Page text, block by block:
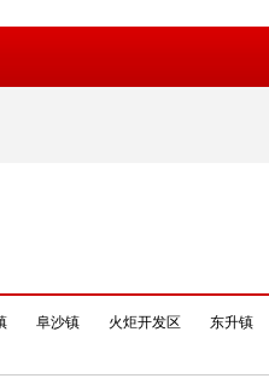
阜沙镇 火炬开发区 东升镇